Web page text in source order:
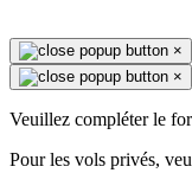
×
×
Veuillez compléter le
Pour les vols privés,